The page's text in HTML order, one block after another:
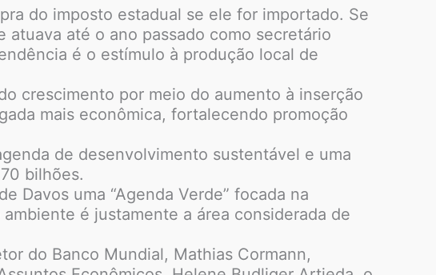
do imposto estadual se ele for importado. Se
até o ano passado como secretário
é o estímulo à produção local de
crescimento por meio do aumento à inserção
mais econômica, fortalecendo promoção
de desenvolvimento sustentável e uma
bilhões.
Davos uma “Agenda Verde” focada na
é justamente a área considerada de
do Banco Mundial, Mathias Cormann,